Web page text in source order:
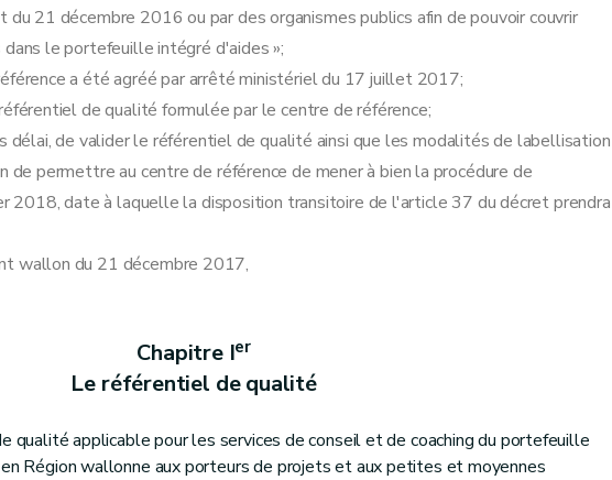
21 décembre 2016 ou par des organismes publics afin de pouvoir couvrir
le portefeuille intégré d'aides »;
a été agréé par arrêté ministériel du 17 juillet 2017;
de qualité formulée par le centre de référence;
délai, de valider le référentiel de qualité ainsi que les modalités de labellisation
de permettre au centre de référence de mener à bien la procédure de
2018, date à laquelle la disposition transitoire de l'article 37 du décret prendra
wallon du 21 décembre 2017,
Chapitre Ier
Le référentiel de qualité
qualité applicable pour les services de conseil et de coaching du portefeuille
Région wallonne aux porteurs de projets et aux petites et moyennes